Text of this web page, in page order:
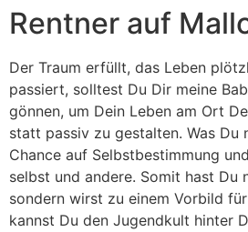
Rentner auf
Der Traum erfüllt, das Leben
passiert, solltest Du Dir meine
gönnen, um Dein Leben am Ort
statt passiv zu gestalten. Was Du
Chance auf Selbstbestimmung
selbst und andere. Somit hast Du
sondern wirst zu einem Vorbild
kannst Du den Jugendkult hinter